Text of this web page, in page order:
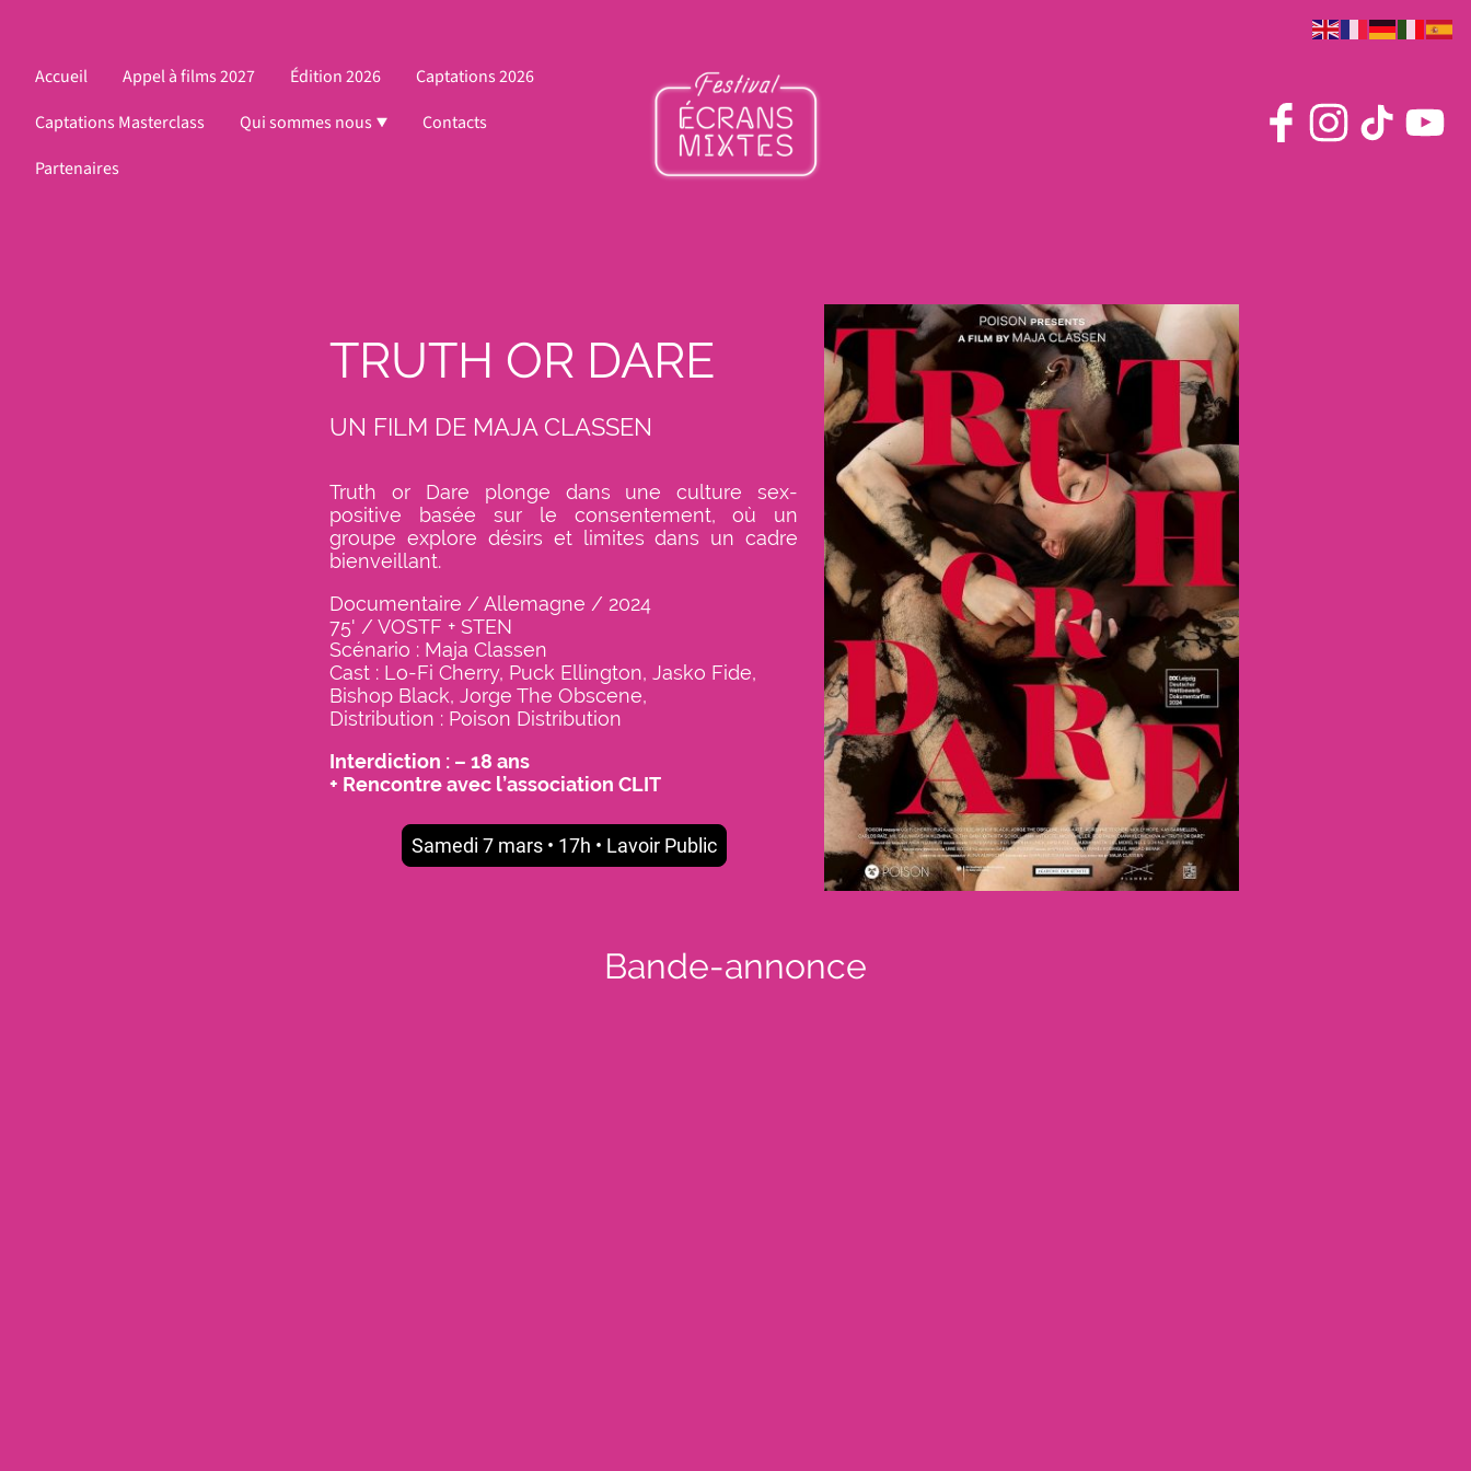
Accueil Appel à films 2027 Édition 2026
Captations 2026
Captations Masterclass
Qui sommes nous
Contacts
Partenaires
TRUTH OR DARE
UN FILM DE MAJA CLASSEN
Truth or Dare plonge dans une culture sex-
positive basée sur le consentement, où un
groupe explore désirs et limites dans un cadre
bienveillant.
Documentaire / Allemagne / 2024
75' / VOSTF + STEN
Scénario : Maja Classen
Cast : Lo-Fi Cherry, Puck Ellington, Jasko Fide,
Bishop Black, Jorge The Obscene,
Distribution : Poison Distribution
Interdiction : – 18 ans
+ Rencontre avec l’association CLIT
Samedi 7 mars • 17h • Lavoir Public
Bande-annonce